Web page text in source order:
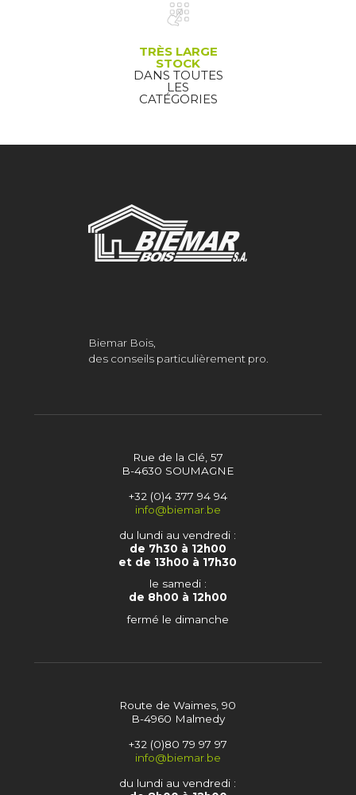
TRÈS LARGE
STOCK
DANS TOUTES
LES
CATÉGORIES
Biemar Bois,
des conseils particulièrement pro.
Rue de la Clé, 57
B-4630 SOUMAGNE
+32 (0)4 377 94 94
info@biemar.be
du lundi au vendredi :
de 7h30 à 12h00
et de 13h00 à 17h30
le samedi :
de 8h00 à 12h00
fermé le dimanche
Route de Waimes, 90
B-4960 Malmedy
+32 (0)80 79 97 97
info@biemar.be
du lundi au vendredi :